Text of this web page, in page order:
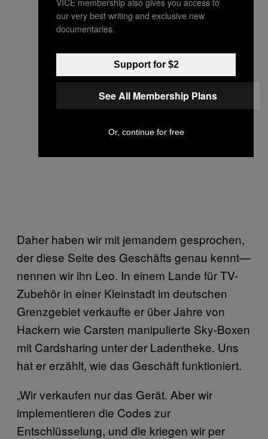
Daher haben wir mit jemandem gesprochen,
der diese Seite des Geschäfts genau kennt—
nennen wir ihn Leo. In einem Lande für TV-
Zubehör in einer Kleinstadt im deutschen
Grenzgebiet verkaufte er über Jahre von
Hackern wie Carsten manipulierte Sky-Boxen
mit Cardsharing unter der Ladentheke. Uns
hat er erzählt, wie das Geschäft funktioniert.
„Wir verkaufen nur das Gerät. Aber wir
implementieren die Codes zur
Entschlüsselung, und die kriegen wir per
our very best writing and exclusive new
documentaries.
Support for $2
See All Membership Plans
Or, continue for free